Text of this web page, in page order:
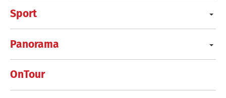
Sport
Panorama
OnTour